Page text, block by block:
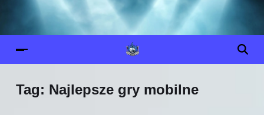
Tag: Najlepsze gry mobilne